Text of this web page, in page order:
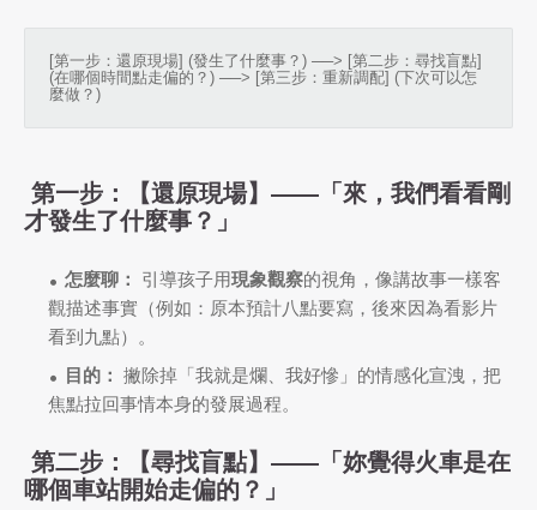
[第一步：還原現場] (發生了什麼事？) ──> [第二步：尋找盲點]
(在哪個時間點走偏的？) ──> [第三步：重新調配] (下次可以怎
第一步：【還原現場】——「來，我們看看剛
才發生了什麼事？」
怎麼聊： 引導孩子用現象觀察的視角，像講故事一樣客
觀描述事實（例如：原本預計八點要寫，後來因為看影片
看到九點）。
目的： 撇除掉「我就是爛、我好慘」的情感化宣洩，把
焦點拉回事情本身的發展過程。
第二步：【尋找盲點】——「妳覺得火車是在
哪個車站開始走偏的？」